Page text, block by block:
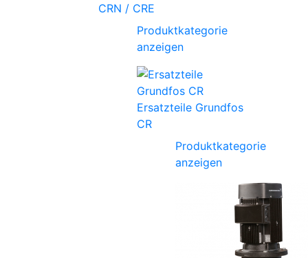
CRN / CRE
Produktkategorie
anzeigen
Ersatzteile Grundfos
CR
Produktkategorie
anzeigen